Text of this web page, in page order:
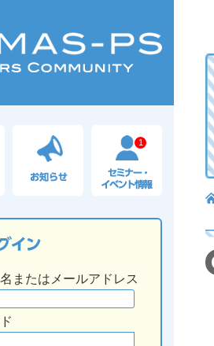
1
またはメールアドレス